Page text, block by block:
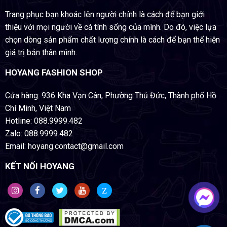
Trang phục bạn khoác lên người chính là cách để bạn giới
thiệu với mọi người về cá tính sống của mình. Do đó, việc lựa
chọn dòng sản phẩm chất lượng chính là cách để bạn thể hiện
giá trị bản thân mình.
HOYANG FASHION SHOP
Cửa hàng: 936 Kha Vạn Cân, Phường Thủ Đức, Thành phố Hồ
Chí Minh, Việt Nam
Hotline: 088.9999.482
Zalo: 088.9999.482
Email: hoyang.contact@gmail.com
KẾT NỐI HOYANG
Z